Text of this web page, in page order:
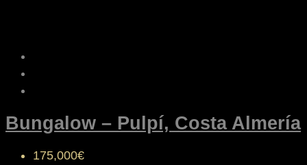
Bungalow – Pulpí, Costa Almería
175,000€